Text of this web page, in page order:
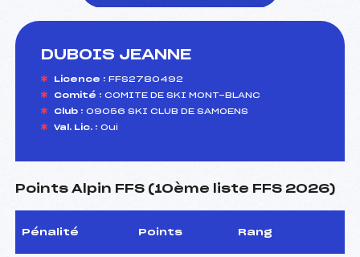
DUBOIS JEANNE
Licence : FFS2780492
Comité : COMITE DE SKI MONT-BLANC
Club : 09056 SKI CLUB DE SAMOENS
Val. Lic. : Oui
Points Alpin FFS (10ème liste FFS 2026)
Pénalité Points Rang